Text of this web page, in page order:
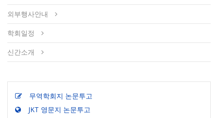
외부행사안내
학회일정
신간소개
무역학회지 논문투고
JKT 영문지 논문투고